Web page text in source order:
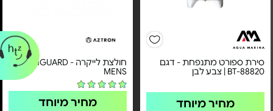
סירת ספורט מתנפחת - דגם
BT-88820 | צבע לבן
מחיר מיוחד
חולצת לייקרה - RASHGUARD
MENS
מחיר מיוחד